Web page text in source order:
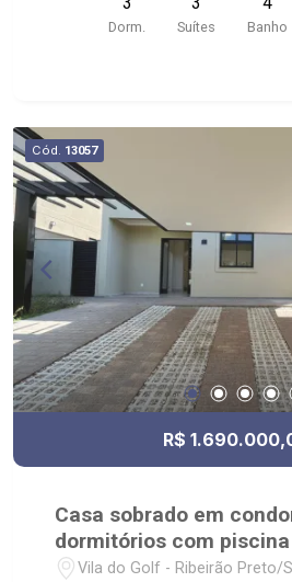
com armário - Quintal - Varanda gourmet - Jardim
com paisagismo - Churrasqueira - 03 vagas de
Próximo ao Taiwan Centro de
Dorm. Suítes Banho
Cód. 13057
R$
Casa sobrado em
dormitórios com
Vila do Golfe
Vila do Golf - Ribeirão Preto/